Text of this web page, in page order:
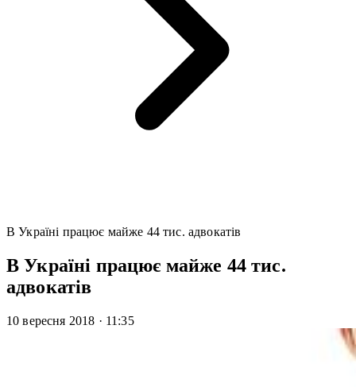
В Україні працює майже 44 тис. адвокатів
В Україні працює майже 44 тис.
адвокатів
10 вересня 2018 · 11:35